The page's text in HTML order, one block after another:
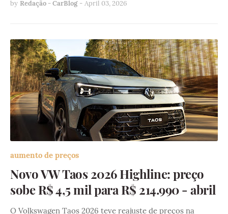
by Redação - CarBlog - April 03, 2026
aumento de preços
Novo VW Taos 2026 Highline: preço
sobe R$ 4,5 mil para R$ 214.990 - abril
O Volkswagen Taos 2026 teve reajuste de preços na